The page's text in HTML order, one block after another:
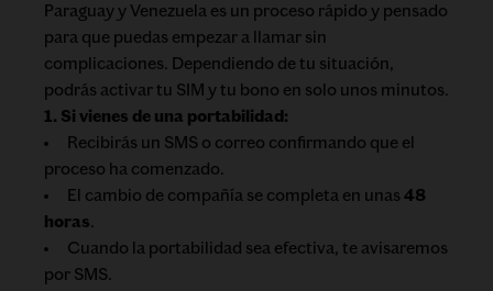
Paraguay y Venezuela es un proceso rápido y pensado
para que puedas empezar a llamar sin
complicaciones. Dependiendo de tu situación,
podrás activar tu SIM y tu bono en solo unos minutos.
1. Si vienes de una portabilidad:
Recibirás un SMS o correo confirmando que el
proceso ha comenzado.
El cambio de compañía se completa en unas 48
horas.
Cuando la portabilidad sea efectiva, te avisaremos
por SMS.